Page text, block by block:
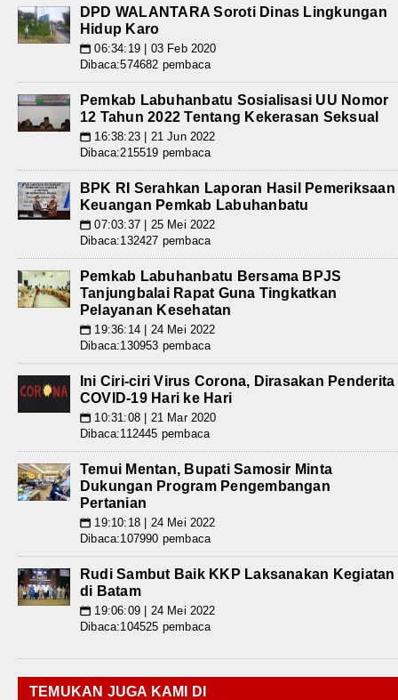
DPD WALANTARA Soroti Dinas Lingkungan
Hidup Karo
📅 06:34:19 | 03 Feb 2020
Dibaca:574682 pembaca
Pemkab Labuhanbatu Sosialisasi UU Nomor
12 Tahun 2022 Tentang Kekerasan Seksual
📅 16:38:23 | 21 Jun 2022
Dibaca:215519 pembaca
BPK RI Serahkan Laporan Hasil Pemeriksaan
Keuangan Pemkab Labuhanbatu
📅 07:03:37 | 25 Mei 2022
Dibaca:132427 pembaca
Pemkab Labuhanbatu Bersama BPJS
Tanjungbalai Rapat Guna Tingkatkan
Pelayanan Kesehatan
📅 19:36:14 | 24 Mei 2022
Dibaca:130953 pembaca
Ini Ciri-ciri Virus Corona, Dirasakan Penderita
COVID-19 Hari ke Hari
📅 10:31:08 | 21 Mar 2020
Dibaca:112445 pembaca
Temui Mentan, Bupati Samosir Minta
Dukungan Program Pengembangan
Pertanian
📅 19:10:18 | 24 Mei 2022
Dibaca:107990 pembaca
Rudi Sambut Baik KKP Laksanakan Kegiatan
di Batam
📅 19:06:09 | 24 Mei 2022
Dibaca:104525 pembaca
TEMUKAN JUGA KAMI DI